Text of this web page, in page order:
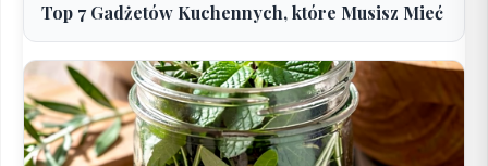
Top 7 Gadżetów Kuchennych, które Musisz Mieć